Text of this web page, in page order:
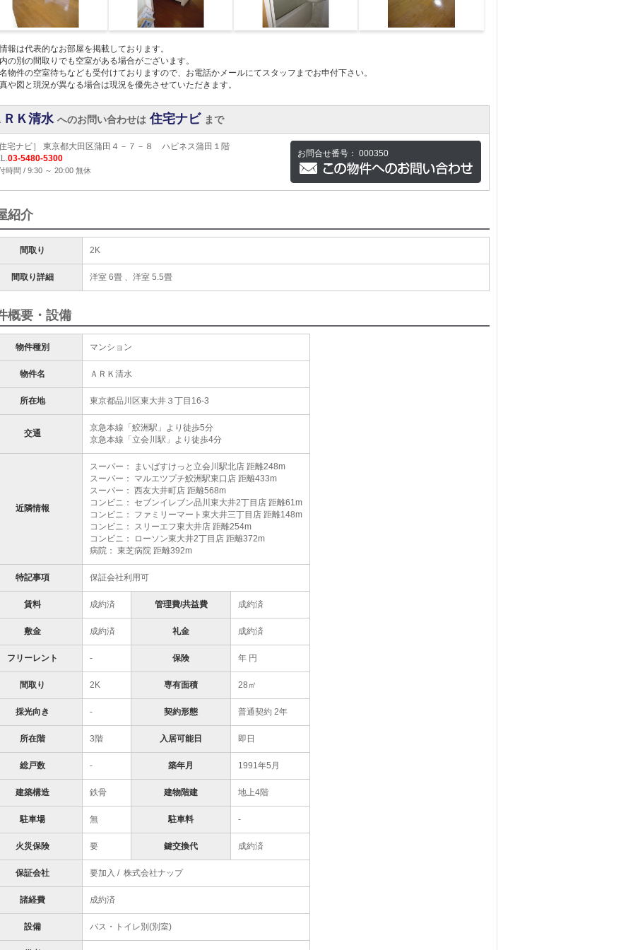
報は代表的なお部屋を掲載しております。
の別の間取りでも空室がある場合がございます。
物件の空室待ちなども受付けておりますので、お電話かメールにてスタッフまでお申付下さい。
や図と現況が異なる場合は現況を優先させていただきます。
ＲＫ清水 へのお問い合わせは 住宅ナビ まで
宅ナビ］ 東京都大田区蒲田４－７－８ ハピネス蒲田１階
03-5480-5300
時間 / 9:30 ～ 20:00 無休
お問合せ番号： 000350
紹介
間取り 2K
間取り詳細 洋室 6畳 、洋室 5.5畳
概要・設備
物件種別 マンション
物件名 ＡＲＫ清水
所在地 東京都品川区東大井３丁目16-3
交通
京急本線「鮫洲駅」より徒歩5分
京急本線「立会川駅」より徒歩4分
近隣情報
スーパー： まいばすけっと立会川駅北店 距離248m
スーパー： マルエツプチ鮫洲駅東口店 距離433m
スーパー： 西友大井町店 距離568m
コンビニ： セブンイレブン品川東大井2丁目店 距離61m
コンビニ： ファミリーマート東大井三丁目店 距離148m
コンビニ： スリーエフ東大井店 距離254m
コンビニ： ローソン東大井2丁目店 距離372m
病院： 東芝病院 距離392m
特記事項 保証会社利用可
賃料 成約済 管理費/共益費 成約済
敷金 成約済 礼金 成約済
フリーレント - 保険 年 円
間取り 2K 専有面積 28㎡
採光向き - 契約形態 普通契約 2年
所在階 3階 入居可能日 即日
総戸数 - 築年月 1991年5月
建築構造 鉄骨 建物階建 地上4階
駐車場 無 駐車料 -
火災保険 要 鍵交換代 成約済
保証会社 要加入 / 株式会社ナップ
諸経費 成約済
設備 バス・トイレ別(別室)